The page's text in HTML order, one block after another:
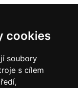
cookies
soubory
s cílem